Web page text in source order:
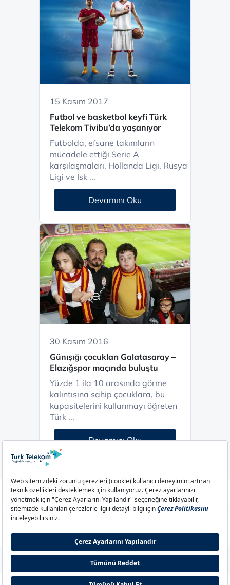
15 Kasım 2017
Futbol ve basketbol keyfi Türk
Telekom Tivibu’da yaşanıyor
Futbolda, efsane takımların
mücadele ettiği Serie A
karşılaşmaları, Hollanda Ligi, Rusya
Ligi ve İsk ...
Devamını Oku
30 Kasım 2016
Günışığı çocukları Galatasaray –
Elazığspor maçında buluştu
Yüzde 1 ila 10 arasında görme
kalıntısına sahip çocuklara, bu
kapasitelerini kullanmayı öğreten
Türk ...
Devamını Oku